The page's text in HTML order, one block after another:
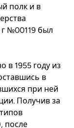
полк и в
№00119 был
в 1955 году из
в
при ней
Получив за
после